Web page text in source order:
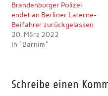
Brandenburger Polizei
endet an Berliner Laterne-
Beifahrer zurückgelassen
20. März 2022
In "Barnim"
Schreibe einen